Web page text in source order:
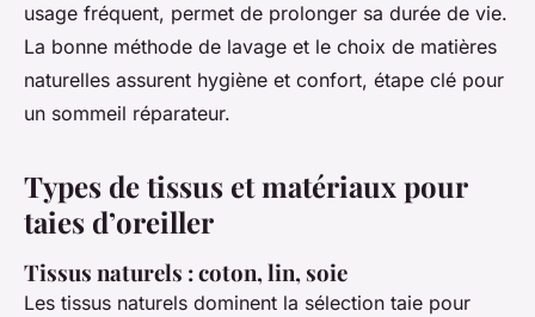
usage fréquent, permet de prolonger sa durée de vie.
La bonne méthode de lavage et le choix de matières
naturelles assurent hygiène et confort, étape clé pour
un sommeil réparateur.
Types de tissus et matériaux pour
taies d’oreiller
Tissus naturels : coton, lin, soie
Les tissus naturels dominent la sélection taie pour